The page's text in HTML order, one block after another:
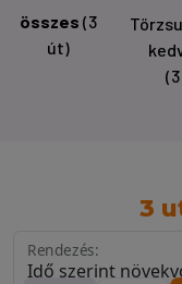
összes (3
út)
3
Rendezés: